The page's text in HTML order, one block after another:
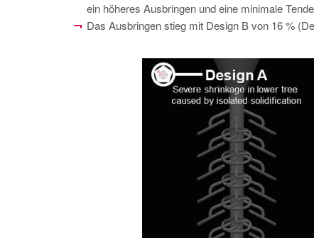
ein höheres Ausbringen und eine minimale
Das Ausbringen stieg mit Design B von 16 %